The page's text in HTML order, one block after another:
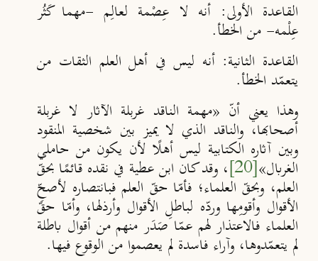
القاعدة الأولى: أنه لا عِصْمة لعالِـم -مهما كَثُر
عِلْمه- من الخطأ.
القاعدة الثانية: أنه ليس في أهل العلم الثقات من
يتعمّد الخطأ.
وهذا يعني أنّ «مهمة الناقد غربلة الآثار لا غربلة
أصحابها، والناقد الذي لا يميز بين شخصية المنقود
وبين آثاره الكتابية ليس أهلًا لأن يكون من حاملي
الغربال»[20] ، وقد كان ابن عطية في نقده قائمًا بحقّ
العلم، وبحقّ العلماء؛ فأما حقّ العلم فبانتصاره لأصح
الأقوال وأقومِها ورده لباطلِ الأقوال وأرذلها، وأمّا حقّ
العلماء فالاعتذار لهم عمّا صَدَر منهم من أقوال باطلة
لم يتعمّدوها، وآراء فاسدة لم يعصموا من الوقوع فيها.